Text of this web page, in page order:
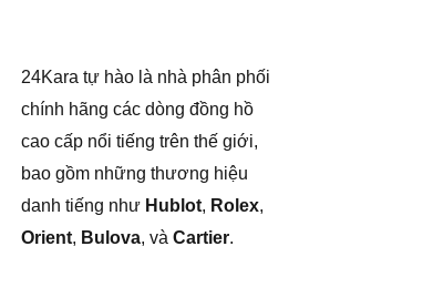
24Kara tự hào là nhà phân phối
chính hãng các dòng đồng hồ
cao cấp nổi tiếng trên thế giới,
bao gồm những thương hiệu
danh tiếng như Hublot, Rolex,
Orient, Bulova, và Cartier.